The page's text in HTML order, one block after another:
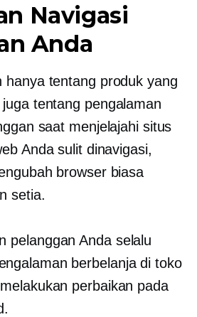
Navigasi
Anda
hanya tentang produk yang
tentang pengalaman
saat menjelajahi situs
Anda sulit dinavigasi,
browser biasa
setia.
pelanggan Anda selalu
berbelanja di toko
perbaikan pada